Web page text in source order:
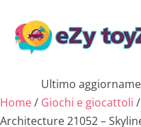
Ultimo
Home/ Giochi e giocattoli /
Architecture 21052 –